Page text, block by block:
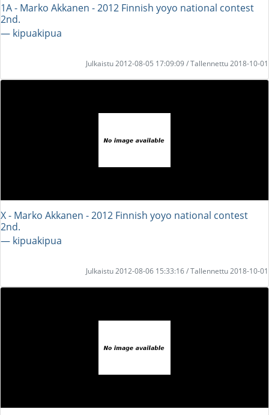
1A - Marko Akkanen - 2012 Finnish yoyo national contest
2nd.
― kipuakipua
Julkaistu 2012-08-05 17:09:09 / Tallennettu 2018-10-01
X - Marko Akkanen - 2012 Finnish yoyo national contest
2nd.
― kipuakipua
Julkaistu 2012-08-06 15:33:16 / Tallennettu 2018-10-01